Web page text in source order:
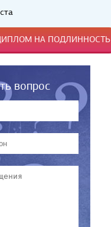
НА ПОДЛИННОСТЬ
вопрос